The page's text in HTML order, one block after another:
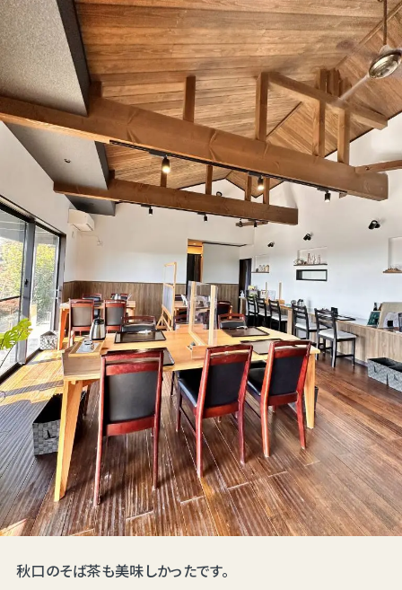
秋口のそば茶も美味しかったです。